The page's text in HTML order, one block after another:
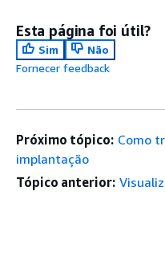
Esta página foi útil?
Sim
Não
Fornecer feedback
Próximo tópico: Como
implantação
Tópico anterior: